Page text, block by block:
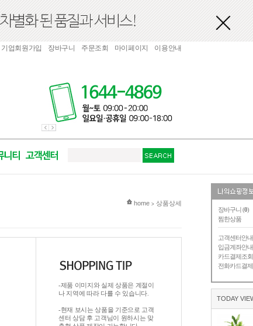
장바구니 (0)
찜한상품
고객센터안내
입금계좌안내
카드결제조회
전화카드결제
TODAY
기업회원가입 장바구니 주문조회 마이페이지 이용안내
현재 위치
home > 상품상세
-제품 이미지와 실제 상품은 계절이
나 지역에 따라 다를 수 있습니다.
-현재 보시는 상품을 기준으로 고객
센터 상담 후 고객님이 원하시는 맞